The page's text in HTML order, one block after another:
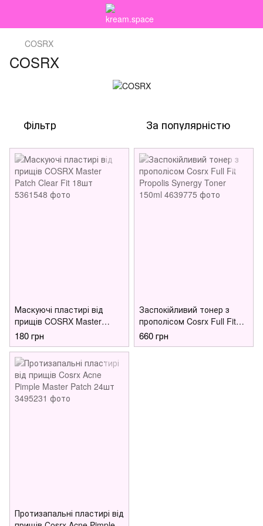
COSRX
COSRX
Фільтр За популярністю
Маскуючі пластирі від
прищів COSRX Master
Patch Clear Fit 18шт
180 грн
Заспокійливий тонер з
прополісом Cosrx Full Fit
Propolis Synergy Toner
150ml
660 грн
Протизапальні пластирі від